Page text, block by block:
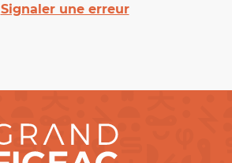
Signaler une erreur